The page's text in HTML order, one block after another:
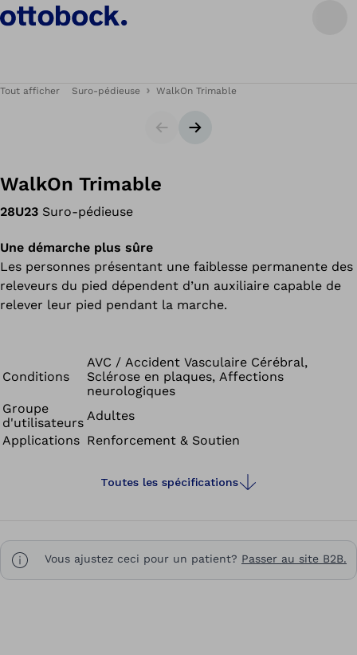
Tout afficher Suro-pédieuse WalkOn Trimable
CarrouselBannière suivante
WalkOn Trimable
28U23 Suro-pédieuse
Une démarche plus sûre
Les personnes présentant une faiblesse permanente des
releveurs du pied dépendent d’un auxiliaire capable de
relever leur pied pendant la marche.
Conditions
AVC / Accident Vasculaire Cérébral,
Sclérose en plaques, Affections
neurologiques
Groupe
d'utilisateurs Adultes
Applications Renforcement & Soutien
Toutes les spécifications
Vous ajustez ceci pour un patient? Passer au site B2B.